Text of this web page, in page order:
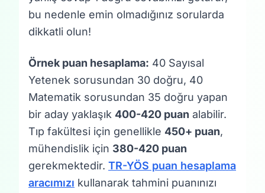
bu nedenle emin olmadığınız sorularda
dikkatli olun!
Örnek puan hesaplama: 40 Sayısal
Yetenek sorusundan 30 doğru, 40
Matematik sorusundan 35 doğru yapan
bir aday yaklaşık 400-420 puan alabilir.
Tıp fakültesi için genellikle 450+ puan,
mühendislik için 380-420 puan
gerekmektedir. TR-YÖS puan hesaplama
aracımızı kullanarak tahmini puanınızı